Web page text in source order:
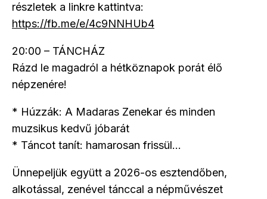
részletek a linkre kattintva:
https://fb.me/e/4c9NNHUb4
20:00 – TÁNCHÁZ
Rázd le magadról a hétköznapok porát élő
népzenére!
* Húzzák: A Madaras Zenekar és minden
muzsikus kedvű jóbarát
* Táncot tanít: hamarosan frissül...
Ünnepeljük együtt a 2026-os esztendőben,
alkotással, zenével tánccal a népművészet